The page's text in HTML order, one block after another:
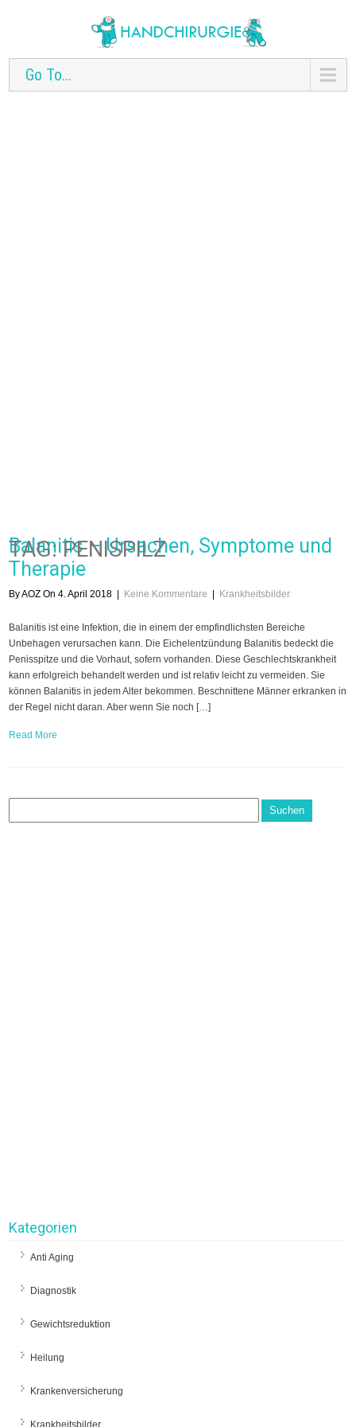
Go To...
TAG: PENISPILZ
Balanitis – Ursachen, Symptome und
Therapie
By AOZ On 4. April 2018 Keine Kommentare Krankheitsbilder
Balanitis ist eine Infektion, die in einem der empfindlichsten Bereiche
Unbehagen verursachen kann. Die Eichelentzündung Balanitis bedeckt die
Penisspitze und die Vorhaut, sofern vorhanden. Diese Geschlechtskrankheit
kann erfolgreich behandelt werden und ist relativ leicht zu vermeiden. Sie
können Balanitis in jedem Alter bekommen. Beschnittene Männer erkranken in
der Regel nicht daran. Aber wenn Sie noch […]
Read More
Kategorien
Anti Aging
Diagnostik
Gewichtsreduktion
Heilung
Krankenversicherung
Krankheitsbilder